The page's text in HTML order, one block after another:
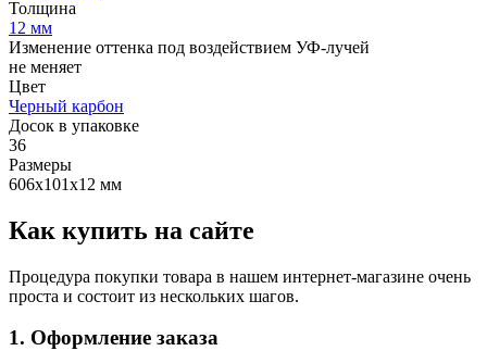
Толщина
12 мм
Изменение оттенка под воздействием УФ-лучей
не меняет
Цвет
Черный карбон
Досок в упаковке
36
Размеры
606х101х12 мм
Как купить на сайте
Процедура покупки товара в нашем интернет-магазине очень
проста и состоит из нескольких шагов.
1. Оформление заказа